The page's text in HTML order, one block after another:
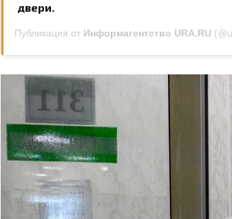
двери.
Публикация от Информагентство URA.RU